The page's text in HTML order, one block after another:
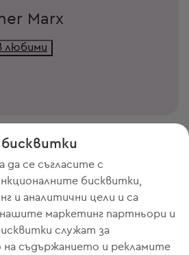
Marx
любими
ОТ МЯСТО В
бисквитки
да се съгласите с
бисквитки,
и аналитични цели и са
маркетинг партньори и
служат за
на съдържанието и рекламите